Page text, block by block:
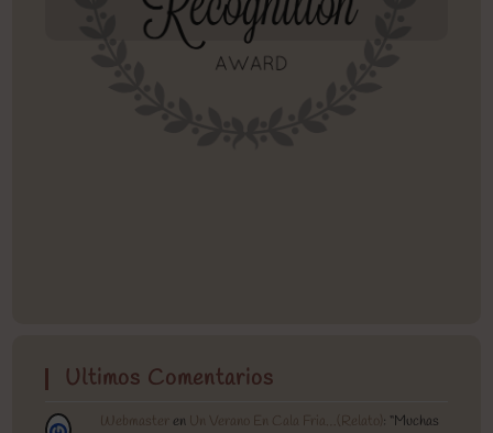
Ultimos Comentarios
Webmaster en Un Verano En Cala Fria…(Relato) : “Muchas